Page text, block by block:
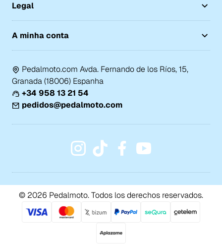
Legal
A minha conta
Pedalmoto.com Avda. Fernando de los Ríos, 15,
Granada (18006) Espanha
+34 958 13 21 54
pedidos@pedalmoto.com
© 2026 Pedalmoto. Todos los derechos reservados.